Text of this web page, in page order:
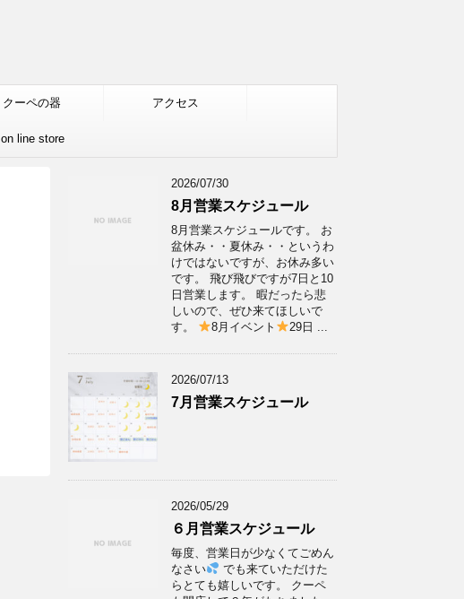
クーペの器 アクセス
on line store
2026/07/30
8月営業スケジュール
8月営業スケジュールです。 お
盆休み・・夏休み・・というわ
けではないですが、お休み多い
です。 飛び飛びですが7日と10
日営業します。 暇だったら悲
しいので、ぜひ来てほしいで
す。
8月イベント 29日 ...
2026/07/13
7月営業スケジュール
2026/05/29
６月営業スケジュール
毎度、営業日が少なくてごめん
なさい
でも来ていただけた
らとても嬉しいです。 クーペ